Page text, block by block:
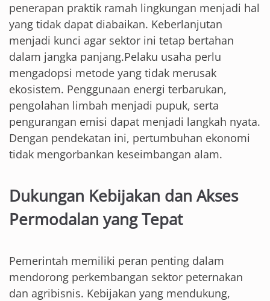
penerapan praktik ramah lingkungan menjadi hal
yang tidak dapat diabaikan. Keberlanjutan
menjadi kunci agar sektor ini tetap bertahan
dalam jangka panjang.Pelaku usaha perlu
mengadopsi metode yang tidak merusak
ekosistem. Penggunaan energi terbarukan,
pengolahan limbah menjadi pupuk, serta
pengurangan emisi dapat menjadi langkah nyata.
Dengan pendekatan ini, pertumbuhan ekonomi
tidak mengorbankan keseimbangan alam.
Dukungan Kebijakan dan Akses
Permodalan yang Tepat
Pemerintah memiliki peran penting dalam
mendorong perkembangan sektor peternakan
dan agribisnis. Kebijakan yang mendukung,